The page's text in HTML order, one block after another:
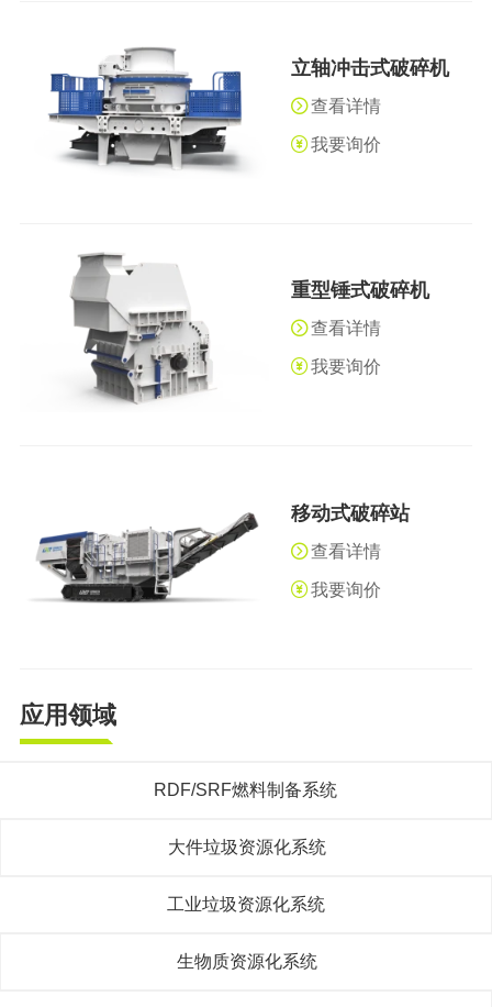
立轴冲击式破碎机
查看详情
我要询价
重型锤式破碎机
查看详情
我要询价
移动式破碎站
查看详情
我要询价
应用领域
RDF/SRF燃料制备系统
大件垃圾资源化系统
工业垃圾资源化系统
生物质资源化系统